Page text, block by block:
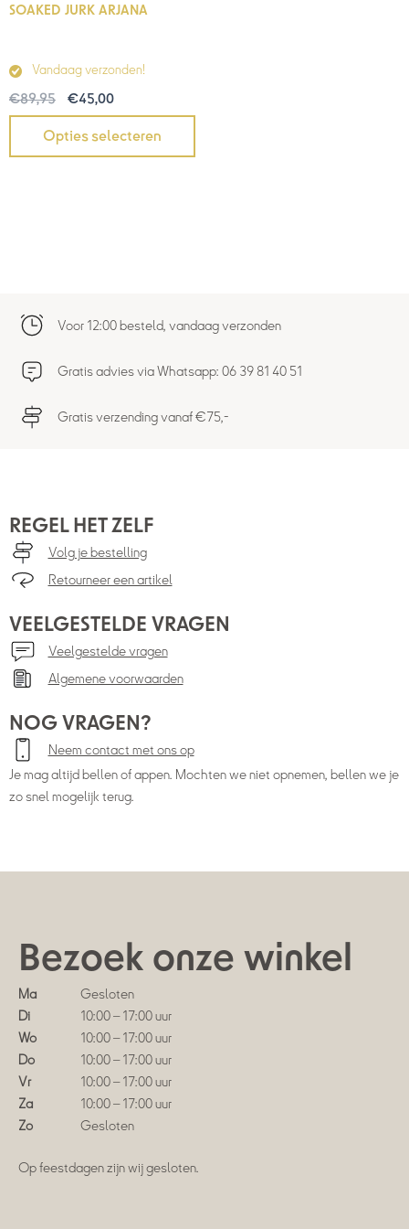
SOAKED JURK ARJANA
Vandaag verzonden!
€89,95 €45,00
Opties selecteren
Voor 12:00 besteld, vandaag verzonden
Gratis advies via Whatsapp: 06 39 81 40 51
Gratis verzending vanaf €75,-
REGEL HET ZELF
Volg je bestelling
Retourneer een artikel
VEELGESTELDE VRAGEN
Veelgestelde vragen
Algemene voorwaarden
NOG VRAGEN?
Neem contact met ons op
Je mag altijd bellen of appen. Mochten we niet opnemen, bellen we je
zo snel mogelijk terug.
Bezoek onze winkel
Ma
Gesloten
Di
10:00 – 17:00 uur
Wo
10:00 – 17:00 uur
Do
10:00 – 17:00 uur
Vr
10:00 – 17:00 uur
Za
10:00 – 17:00 uur
Zo
Gesloten
Op feestdagen zijn wij gesloten.